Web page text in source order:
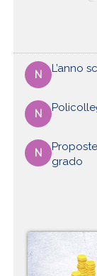
N L’anno
N
N
grado